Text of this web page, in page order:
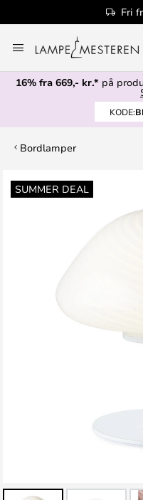
Fri
to
Content
16% fra 669,- kr.* på
KODE:
Bordlamper
SUMMER DEAL
Gå
til